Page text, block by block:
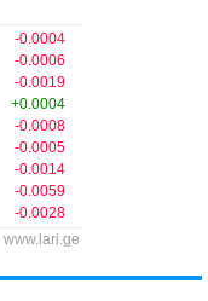
-0.0004
-0.0006
-0.0019
+0.0004
-0.0008
-0.0005
-0.0014
-0.0059
-0.0028
www.lari.ge